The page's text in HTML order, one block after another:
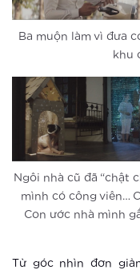
Ba muộn làm vì đưa
khu
Ngôi nhà cũ đã “chật
mình có công viên…
Con ước nhà mình
Từ góc nhìn đơn
Xem
quan
Xem
Một
Xem
Đô